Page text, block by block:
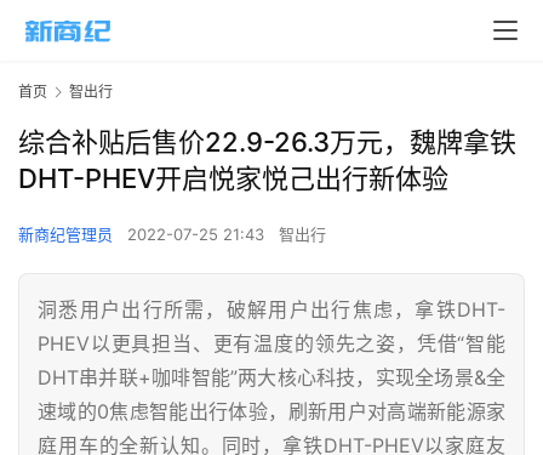
首页 智出行
综合补贴后售价22.9-26.3万元，魏牌拿铁
DHT-PHEV开启悦家悦己出行新体验
新商纪管理员 2022-07-25 21:43 智出行
洞悉用户出行所需，破解用户出行焦虑，拿铁DHT-
PHEV以更具担当、更有温度的领先之姿，凭借“智能
DHT串并联+咖啡智能”两大核心科技，实现全场景&全
速域的0焦虑智能出行体验，刷新用户对高端新能源家
庭用车的全新认知。同时，拿铁DHT-PHEV以家庭友